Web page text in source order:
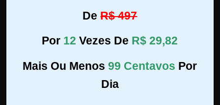
De R$ 497
Por 12 Vezes De R$ 29,82
Mais Ou Menos 99 Centavos Por
Dia